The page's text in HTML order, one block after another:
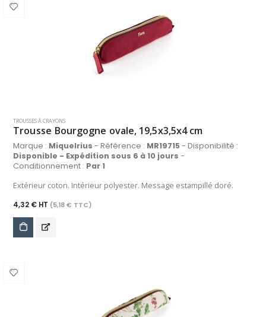
TROUSSES À CRAYONS
Trousse Bourgogne ovale, 19,5x3,5x4 cm
Marque : Miquelrius - Référence : MR19715 - Disponibilité :
Disponible - Expédition sous 6 à 10 jours -
Conditionnement : Par 1
Extérieur coton. Intérieur polyester. Message estampillé doré.
4,32 € HT (5,18 € TTC)